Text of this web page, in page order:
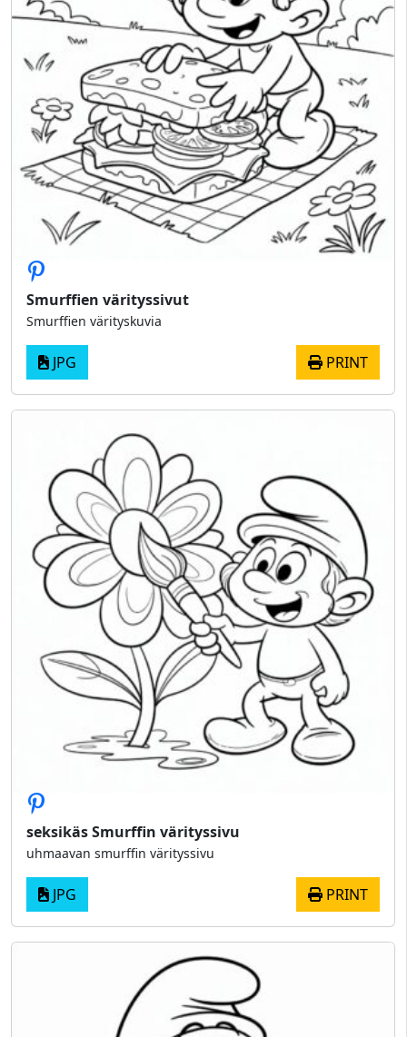
Smurffien värityssivut
Smurffien värityskuvia
JPG PRINT
seksikäs Smurffin värityssivu
uhmaavan smurffin värityssivu
JPG PRINT